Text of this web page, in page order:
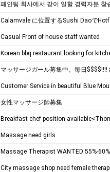
페인팅 회사에서 같이 일할 경력자분 찾
Calamvale に位置するSushi Daoで
Casual Front of house staff wanted
Korean bbq restaurant looking for
マッサージガール募集中。毎日$$$$!!!!
Customer Service in beautiful Blue
女性マッサージ師募集
Breakfast chef position
Massage need girls
Massage Therapist WANTED 55%-60%
City massage shop need female